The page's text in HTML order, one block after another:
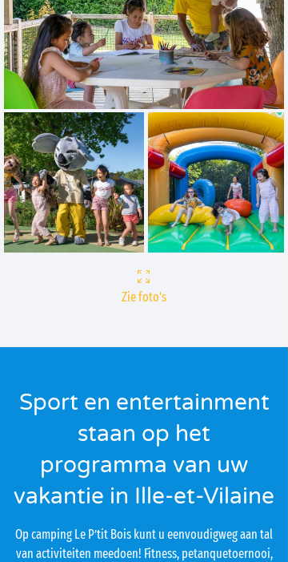
Zie foto's
Sport en entertainment
staan op het
programma van uw
vakantie in Ille-et-Vilaine
Op camping Le P’tit Bois kunt u eenvoudigweg aan tal
van activiteiten meedoen! Fitness, petanquetoernooi,